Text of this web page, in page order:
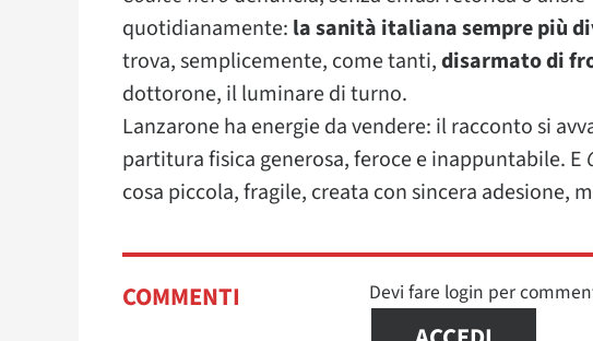
quotidianamente: la sanità italiana sempre più
trova, semplicemente, come tanti,disarmato di
dottorone, il luminare di turno.
Lanzarone ha energie da vendere: il racconto si
partitura fisica generosa, feroce e inappuntabile. E
cosa piccola, fragile, creata con sincera adesione,
COMMENTI Devi fare login per